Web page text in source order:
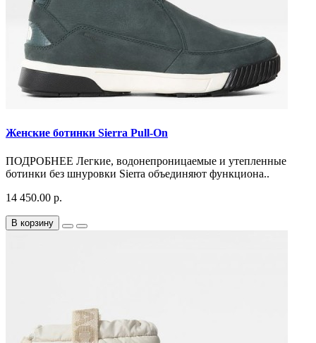
Женские ботинки Sierra Pull-On
ПОДРОБНЕЕ Легкие, водонепроницаемые и утепленные
ботинки без шнуровки Sierra объединяют функциона..
14 450.00 р.
В корзину